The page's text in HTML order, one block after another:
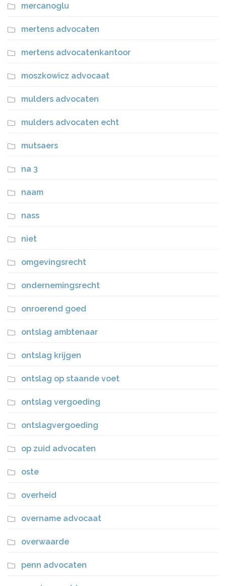
mercanoglu
mertens advocaten
mertens advocatenkantoor
moszkowicz advocaat
mulders advocaten
mulders advocaten echt
mutsaers
na 3
naam
nass
niet
omgevingsrecht
ondernemingsrecht
onroerend goed
ontslag ambtenaar
ontslag krijgen
ontslag op staande voet
ontslag vergoeding
ontslagvergoeding
op zuid advocaten
oste
overheid
overname advocaat
overwaarde
penn advocaten